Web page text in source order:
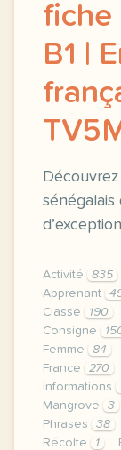
fiche
B1 |
sénégalais
Activité 835
Apprenant
Classe
190
Consigne
Femme
84
France
270
Informations
Mangrove
3
Phrases
38
Récolte
1